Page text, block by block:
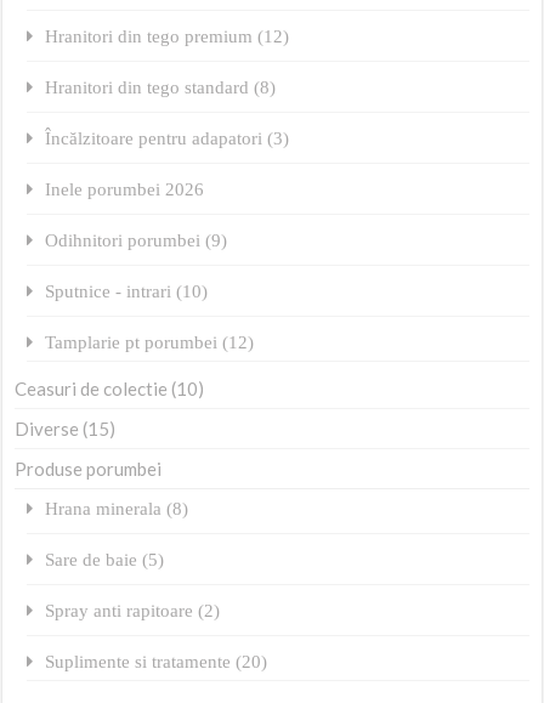
Hranitori din tego premium (12)
Hranitori din tego standard (8)
Încălzitoare pentru adapatori (3)
Inele porumbei 2026
Odihnitori porumbei (9)
Sputnice - intrari (10)
Tamplarie pt porumbei (12)
Ceasuri de colectie (10)
Diverse (15)
Produse porumbei
Hrana minerala (8)
Sare de baie (5)
Spray anti rapitoare (2)
Suplimente si tratamente (20)